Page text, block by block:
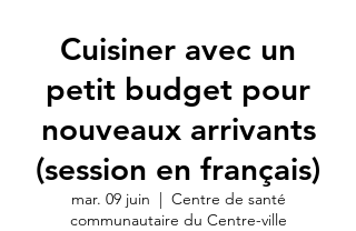
Cuisiner avec un
petit budget pour
nouveaux arrivants
(session en français)
mar. 09 juin
  |
Centre de santé
communautaire du Centre-ville